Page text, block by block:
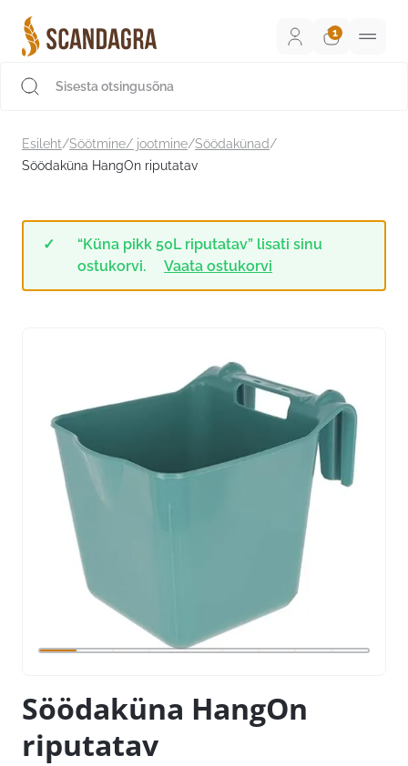
sisu
juurde
Esileht/Söötmine/ jootmine/Söödakünad/
Söödaküna HangOn riputatav
“Küna pikk 50L riputatav” lisati sinu
ostukorvi.
Vaata ostukorvi
Söödaküna HangOn
riputatav